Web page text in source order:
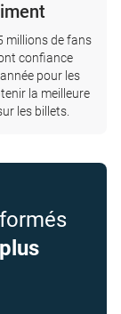
millions de fans
confiance
pour les
la meilleure
les billets.